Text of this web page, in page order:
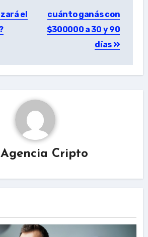
el
cuánto ganás con
$300000 a 30 y 90
días
Agencia Cripto